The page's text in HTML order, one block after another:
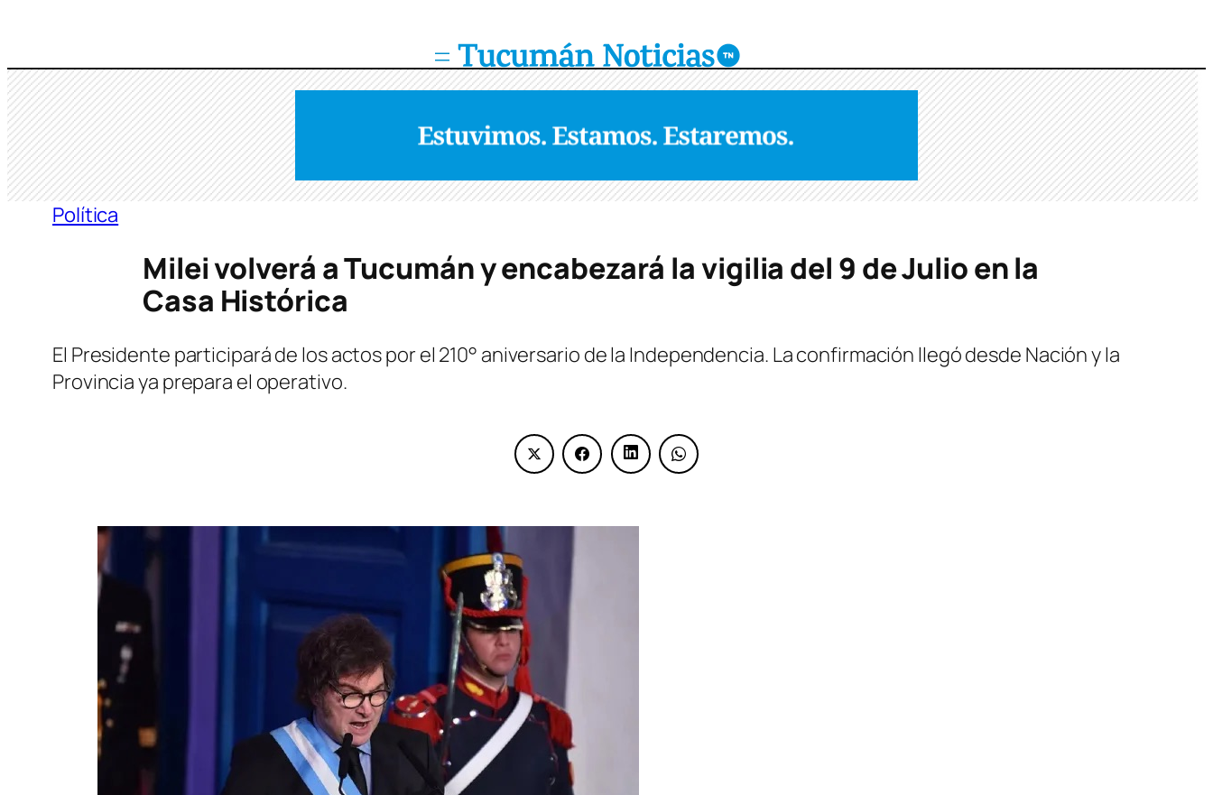
contenido
Política
Milei volverá a Tucumán y encabezará la vigilia del 9 de Julio en la
Casa Histórica
El Presidente participará de los actos por el 210° aniversario de la Independencia. La confirmación llegó desde Nación y la
Provincia ya prepara el operativo.